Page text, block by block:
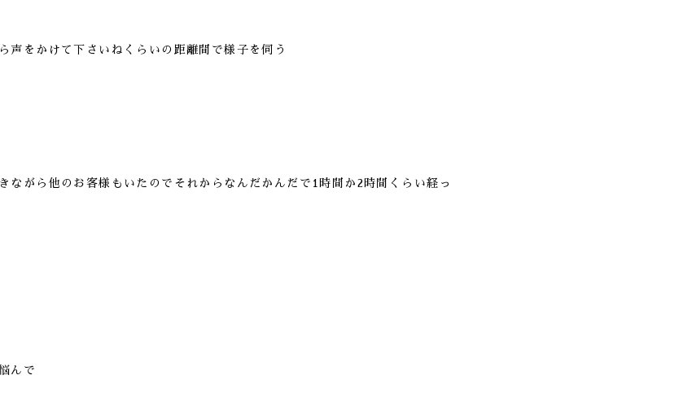
声をかけて下さいねくらいの距離間で様子を伺う
ながら他のお客様もいたのでそれからなんだかんだで1時間か2時間くらい経っ
んで